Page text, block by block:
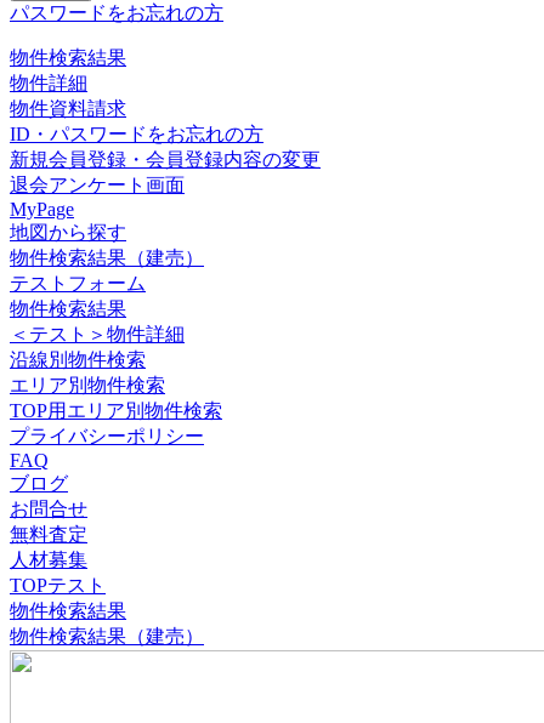
パスワードをお忘れの方
物件検索結果
物件詳細
物件資料請求
ID・パスワードをお忘れの方
新規会員登録・会員登録内容の変更
退会アンケート画面
MyPage
地図から探す
物件検索結果（建売）
テストフォーム
物件検索結果
＜テスト＞物件詳細
沿線別物件検索
エリア別物件検索
TOP用エリア別物件検索
プライバシーポリシー
FAQ
ブログ
お問合せ
無料査定
人材募集
TOPテスト
物件検索結果
物件検索結果（建売）